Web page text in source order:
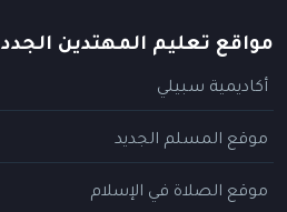
مواقع تعليم المهتدين الجدد
أكاديمية سبيلي
موقع المسلم الجديد
موقع الصلاة في الإسلام